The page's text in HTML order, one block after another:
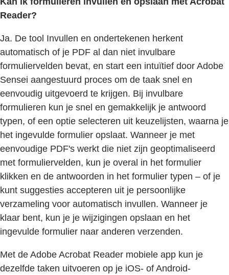
Reader?
Ja. De tool Invullen en ondertekenen herkent
automatisch of je PDF al dan niet invulbare
formuliervelden bevat, en start een intuïtief door Adobe
Sensei aangestuurd proces om de taak snel en
eenvoudig uitgevoerd te krijgen. Bij invulbare
formulieren kun je snel en gemakkelijk je antwoord
typen, of een optie selecteren uit keuzelijsten, waarna je
het ingevulde formulier opslaat. Wanneer je met
eenvoudige PDF's werkt die niet zijn geoptimaliseerd
met formuliervelden, kun je overal in het formulier
klikken en de antwoorden in het formulier typen – of je
kunt suggesties accepteren uit je persoonlijke
verzameling voor automatisch invullen. Wanneer je
klaar bent, kun je je wijzigingen opslaan en het
ingevulde formulier naar anderen verzenden.
Met de Adobe Acrobat Reader mobiele app kun je
dezelfde taken uitvoeren op je iOS- of Android-